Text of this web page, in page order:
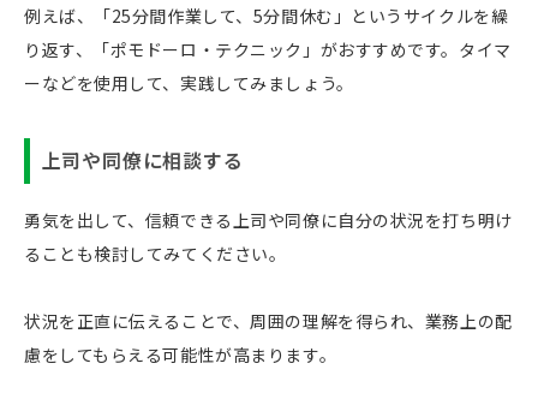
例えば、「25分間作業して、5分間休む」というサイクルを繰
り返す、「ポモドーロ・テクニック」がおすすめです。タイマ
ーなどを使用して、実践してみましょう。
上司や同僚に相談する
勇気を出して、信頼できる上司や同僚に自分の状況を打ち明け
ることも検討してみてください。
状況を正直に伝えることで、周囲の理解を得られ、業務上の配
慮をしてもらえる可能性が高まります。